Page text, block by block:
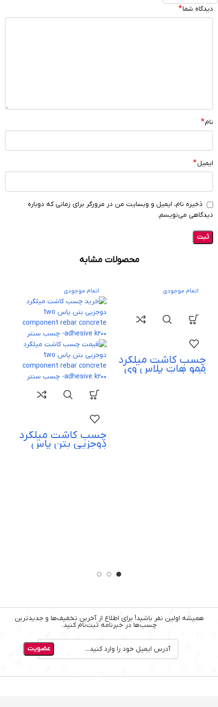
دیدگاه شما*
نام*
ایمیل*
ذخیره نام، ایمیل و وبسایت من در مرورگر برای زمانی که دوباره
دیدگاهی می‌نویسم.
محصولات مشابه
اتمام موجودی
چسب کاشت میلگرد
ممو هات پلاس وی
memo hot plus V
اتمام موجودی
چسب کاشت میلگرد
دوجزیی بتن پاس
two component
همیشه اولین نفر باشید! برای اطلاع از آخرین تخفیف‌ها و جدیدترین
چسب‌ها در خبرنامه ثبت‌نام کنید.